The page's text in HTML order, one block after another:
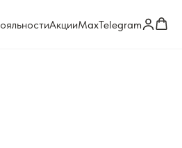
АкцииMaxTelegram